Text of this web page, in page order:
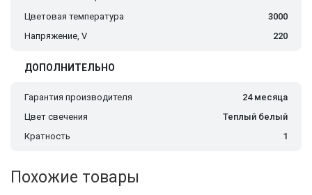
Цветовая температура
3000
Напряжение, V
220
ДОПОЛНИТЕЛЬНО
Гарантия производителя
24 месяца
Цвет свечения
Теплый белый
Кратность
1
Похожие товары